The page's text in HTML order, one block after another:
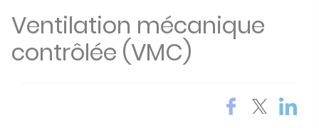
Ventilation mécanique
contrôlée (VMC)